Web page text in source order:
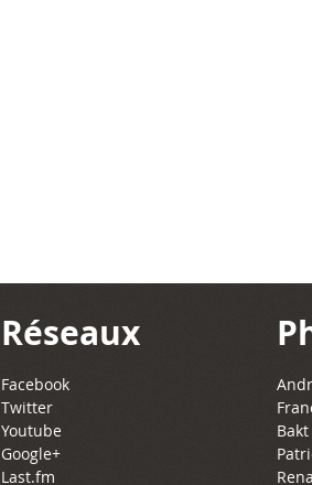
Réseaux
Facebook
Twitter
Youtube
Google+
Last.fm